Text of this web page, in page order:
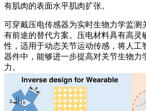
有肌肉的表面水平肌肉扩张。
可穿戴压电传感器为实时生物力学监测
有前途的替代方案。压电材料具有高灵
性，适用于动态关节运动传感，将人工
器件中，能够进一步提高对关节生物力
力。